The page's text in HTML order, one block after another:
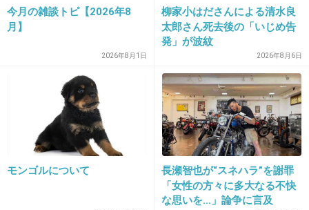
ないチキン野郎じゃん。
+172 -30
2014/06/16(月) 17:12:37
スポーツ好きな人は才能があれば他国の選手で
さえ応援するし、他国を1番 応援しているフ
ァンも中にはいるよね
そういう人にとって「嫌いにならないで」って
言われること自体 「は？」ってことなんじ
今月の雑談トピ【2026年8
月】
2026年8月1日
柳家小はださんによる清水良
太郎さん死去後の「いじめ告
発」が波紋
2026年8月6日
モンゴルについて
長瀬智也が“スネハラ”を謝罪
「女性の方々に多大なる不快
な思いを…」論争に言及